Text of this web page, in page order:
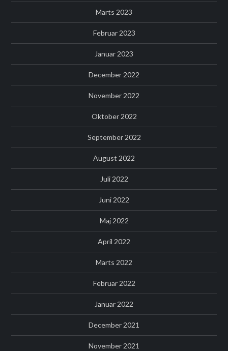
Marts 2023
Februar 2023
Januar 2023
December 2022
November 2022
Oktober 2022
September 2022
August 2022
Juli 2022
Juni 2022
Maj 2022
April 2022
Marts 2022
Februar 2022
Januar 2022
December 2021
November 2021